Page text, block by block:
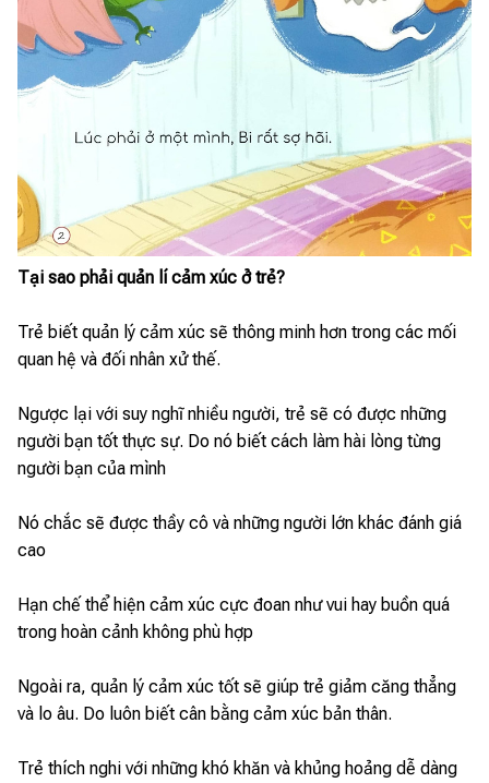
Tại sao phải quản lí cảm xúc ở trẻ?
Trẻ biết quản lý cảm xúc sẽ thông minh hơn trong các mối
quan hệ và đối nhân xử thế.
Ngược lại với suy nghĩ nhiều người, trẻ sẽ có được những
người bạn tốt thực sự. Do nó biết cách làm hài lòng từng
người bạn của mình
Nó chắc sẽ được thầy cô và những người lớn khác đánh giá
cao
Hạn chế thể hiện cảm xúc cực đoan như vui hay buồn quá
trong hoàn cảnh không phù hợp
Ngoài ra, quản lý cảm xúc tốt sẽ giúp trẻ giảm căng thẳng
và lo âu. Do luôn biết cân bằng cảm xúc bản thân.
Trẻ thích nghi với những khó khăn và khủng hoảng dễ dàng